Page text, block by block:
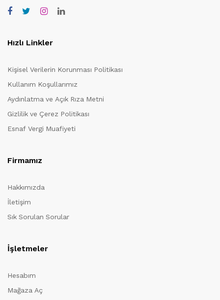
Hızlı Linkler
Kişisel Verilerin Korunması Politikası
Kullanım Koşullarımız
Aydınlatma ve Açık Rıza Metni
Gizlilik ve Çerez Politikası
Esnaf Vergi Muafiyeti
Firmamız
Hakkımızda
İletişim
Sık Sorulan Sorular
İşletmeler
Hesabım
Mağaza Aç